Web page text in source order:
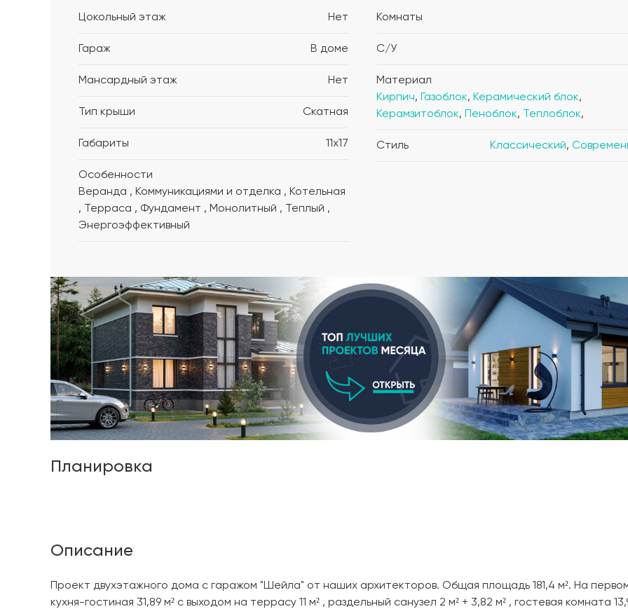
Цокольный этаж Нет
Гараж В доме
Мансардный этаж Нет
Тип крыши Скатная
Габариты 11x17
Особенности
Веранда , Коммуникациями и отделка , Котельная
, Терраса , Фундамент , Монолитный , Теплый ,
Энергоэффективный
Комнаты
С/У
Материал
Кирпич, Газоблок, Керамический блок,
Керамзитоблок, Пеноблок, Теплоблок,
Стиль Классический,
Планировка
Описание
Проект двухэтажного дома с гаражом "Шейла" от наших архитекторов. Общая площадь 181,4 м². На
кухня-гостиная 31,89 м² с выходом на террасу 11 м² , раздельный санузел 2 м² + 3,82 м² , гостевая комната